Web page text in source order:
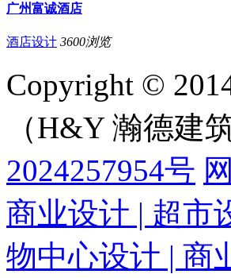
广州富诚酒店
酒店设计 3600浏览
Copyright ©
（H&Y 瀚德建
2024257954号
商业设计 | 超市
物中心设计 | 商